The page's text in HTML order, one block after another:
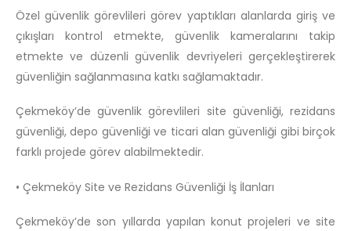
Özel güvenlik görevlileri görev yaptıkları alanlarda giriş ve
çıkışları kontrol etmekte, güvenlik kameralarını takip
etmekte ve düzenli güvenlik devriyeleri gerçekleştirerek
güvenliğin sağlanmasına katkı sağlamaktadır.
Çekmeköy’de güvenlik görevlileri site güvenliği, rezidans
güvenliği, depo güvenliği ve ticari alan güvenliği gibi birçok
farklı projede görev alabilmektedir.
• Çekmeköy Site ve Rezidans Güvenliği İş İlanları
Çekmeköy’de son yıllarda yapılan konut projeleri ve site